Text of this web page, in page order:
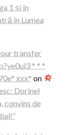
1 și în
în Lumea
transfer
* * *
ххх* on
Dorinel
convins de